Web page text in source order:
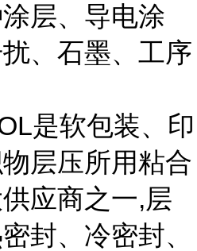
层、导电涂
、石墨、工序
是软包装、印
层压所用粘合
应商之一,层
封、冷密封、